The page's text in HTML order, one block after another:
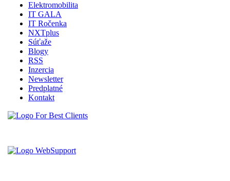
Elektromobilita
IT GALA
IT Ročenka
NXTplus
Súťaže
Blogy
RSS
Inzercia
Newsletter
Predplatné
Kontakt